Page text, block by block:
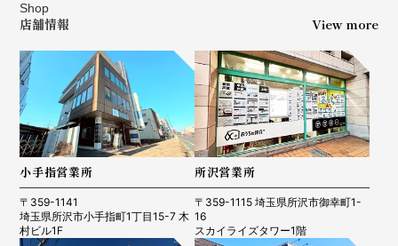
Shop
店舗情報 View more
小手指営業所
〒359-1141
埼玉県所沢市小手指町1丁目15-7 木
村ビル1F
所沢営業所
〒359-1115 埼玉県所沢市御幸町1-
16
スカイライズタワー1階